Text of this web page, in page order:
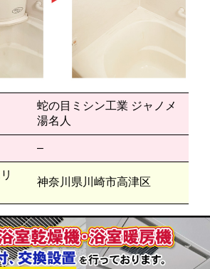
蛇の目ミシン工業 ジャノメ
湯名人
–
神奈川県川崎市高津区